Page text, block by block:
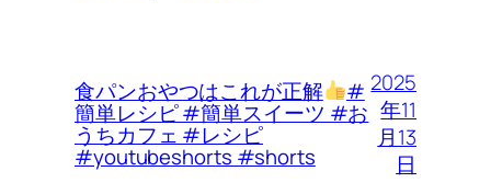
食パンおやつはこれが正解 #
簡単レシピ #簡単スイーツ #お
うちカフェ #レシピ
#youtubeshorts #shorts
2025
年11
月13
日